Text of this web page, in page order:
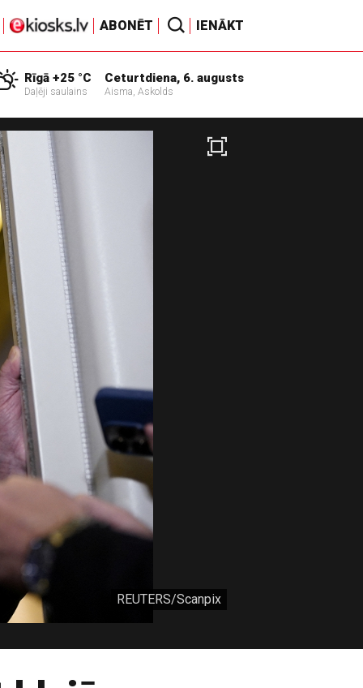
ABONĒT IENĀKT
Rīgā +25 °C
Daļēji saulains
Ceturtdiena, 6. augusts
Aisma, Askolds
REUTERS/Scanpix